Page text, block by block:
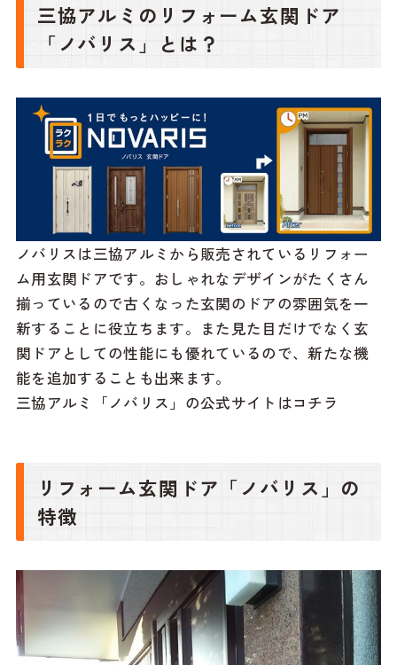
三協アルミのリフォーム玄関ドア
「ノバリス」とは？
ノバリスは三協アルミから販売されているリフォー
ム用玄関ドアです。おしゃれなデザインがたくさん
揃っているので古くなった玄関のドアの雰囲気を一
新することに役立ちます。また見た目だけでなく玄
関ドアとしての性能にも優れているので、新たな機
能を追加することも出来ます。
三協アルミ「ノバリス」の公式サイトはコチラ
リフォーム玄関ドア「ノバリス」の
特徴